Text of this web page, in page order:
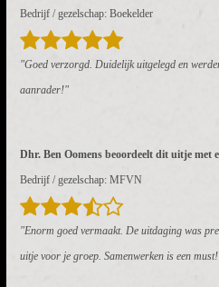
Bedrijf / gezelschap: Boekelder
"Goed verzorgd. Duidelijk uitgelegd en
aanrader!"
Dhr. Ben Oomens beoordeelt dit uitje met
Bedrijf / gezelschap: MFVN
"Enorm goed vermaakt. De uitdaging was
uitje voor je groep. Samenwerken is een